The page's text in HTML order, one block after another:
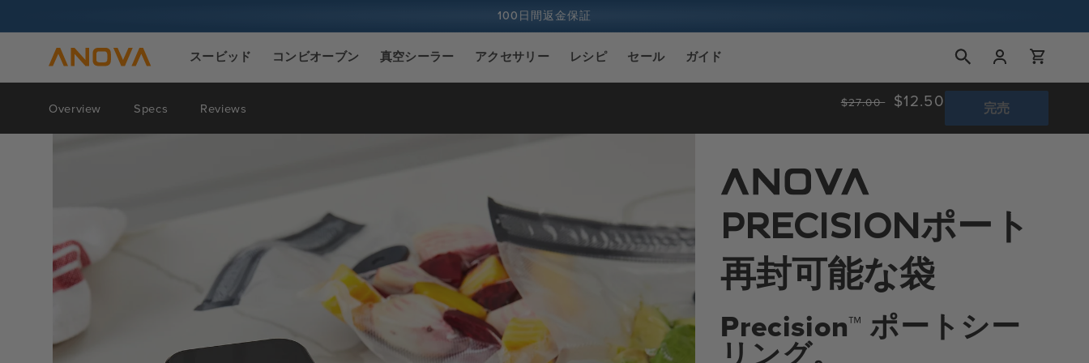
ップ
100日間返金保証
1億人以上の料理人
スービッド コンビオーブン 真空シーラー アクセサリー レシピ セール ガイド
ロ
グ
イ
ン
ー
Overview Specs Reviews
通
格
$27.00 セ
$12.50
完売
製品情報
PRECISIONポート
再封可能な袋
Precision™ ポートシー